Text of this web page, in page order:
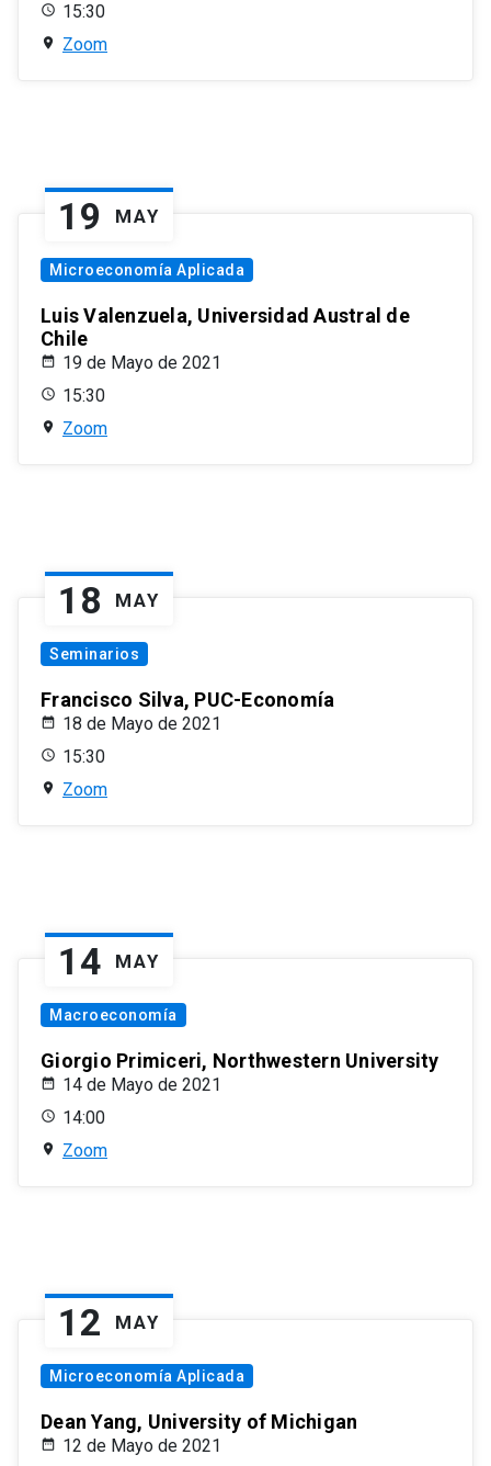
15:30
Zoom
19 MAY
Microeconomía Aplicada
Luis Valenzuela, Universidad Austral de
Chile
19 de Mayo de 2021
15:30
Zoom
18 MAY
Seminarios
Francisco Silva, PUC-Economía
18 de Mayo de 2021
15:30
Zoom
14 MAY
Macroeconomía
Giorgio Primiceri, Northwestern University
14 de Mayo de 2021
14:00
Zoom
12 MAY
Microeconomía Aplicada
Dean Yang, University of Michigan
12 de Mayo de 2021